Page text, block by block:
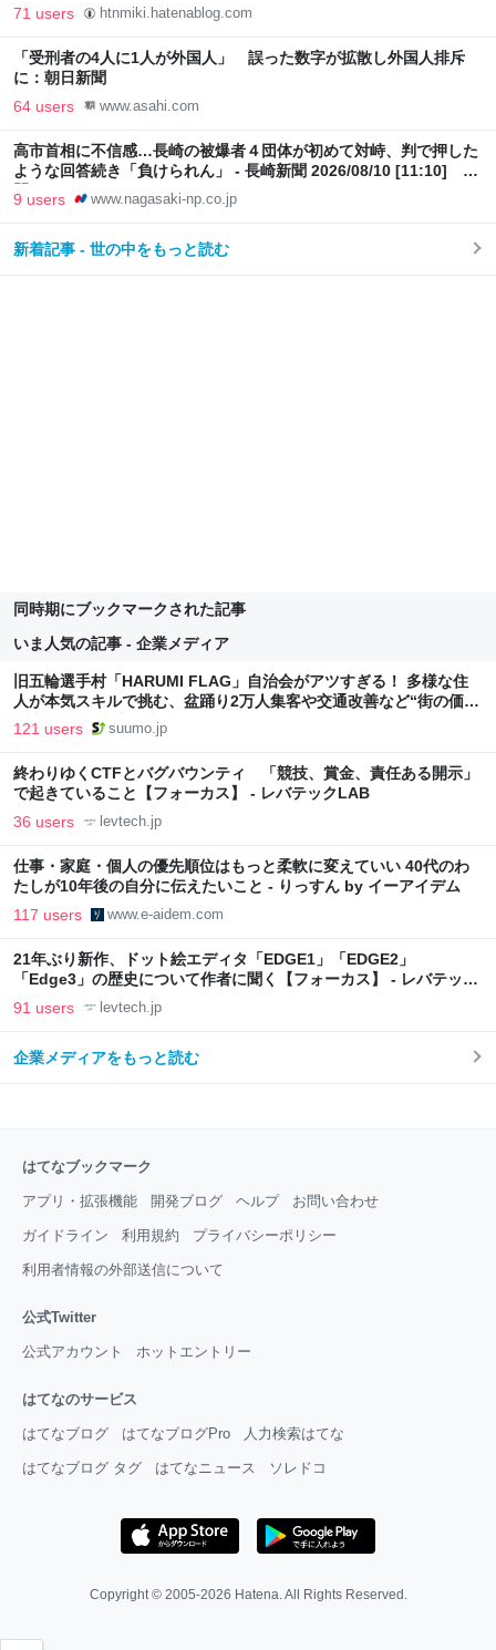
71 users htnmiki.hatenablog.com
「受刑者の4人に1人が外国人」 誤った数字が拡散し外国人排斥
に：朝日新聞
64 users www.asahi.com
高市首相に不信感…長崎の被爆者４団体が初めて対峙、判で押した
ような回答続き「負けられん」 - 長崎新聞 2026/08/10 [11:10] 公
開
9 users www.nagasaki-np.co.jp
新着記事 - 世の中をもっと読む
同時期にブックマークされた記事
いま人気の記事 - 企業メディア
旧五輪選手村「HARUMI FLAG」自治会がアツすぎる！ 多様な住
人が本気スキルで挑む、盆踊り2万人集客や交通改善など“街の価値
向上”戦略 東京・中央区
121 users suumo.jp
終わりゆくCTFとバグバウンティ 「競技、賞金、責任ある開示」
で起きていること【フォーカス】 - レバテックLAB
36 users levtech.jp
仕事・家庭・個人の優先順位はもっと柔軟に変えていい 40代のわ
たしが10年後の自分に伝えたいこと - りっすん by イーアイデム
117 users www.e-aidem.com
21年ぶり新作、ドット絵エディタ「EDGE1」「EDGE2」
「Edge3」の歴史について作者に聞く【フォーカス】 - レバテック
LAB
91 users levtech.jp
企業メディアをもっと読む
はてなブックマーク
アプリ・拡張機能 開発ブログ ヘルプ お問い合わせ
ガイドライン 利用規約 プライバシーポリシー
利用者情報の外部送信について
公式Twitter
公式アカウント ホットエントリー
はてなのサービス
はてなブログ はてなブログPro 人力検索はてな
はてなブログ タグ はてなニュース ソレドコ
Copyright © 2005-2026 Hatena. All Rights Reserved.